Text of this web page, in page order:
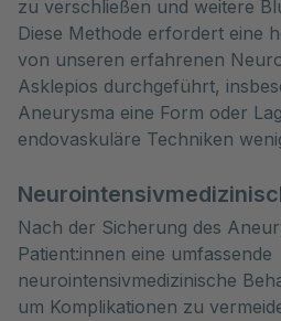
zu verschließen und weitere
Diese Methode erfordert eine
von unseren erfahrenen
Asklepios durchgeführt,
Aneurysma eine Form oder
endovaskuläre Techniken
Nach der Sicherung des
Patient:innen eine umfassende
neurointensivmedizinische
um Komplikationen zu